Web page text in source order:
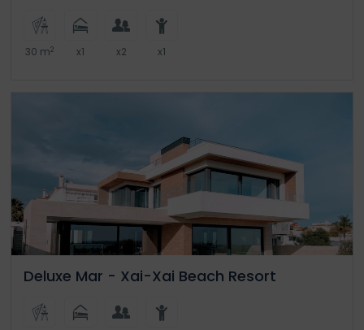
30 m2 x1 x2 x1
Deluxe Mar - Xai-Xai Beach Resort